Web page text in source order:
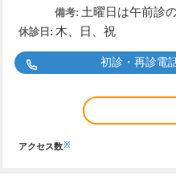
備考: 土曜日は午前診
休診日: 木、日、祝
初診・再診電
アクセス数※